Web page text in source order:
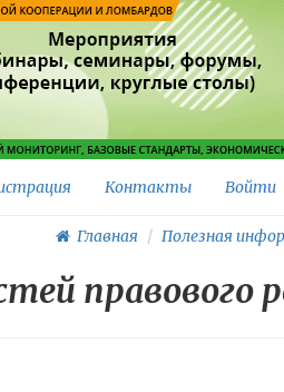
Контакты Войти
Главная Полезная
правового